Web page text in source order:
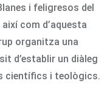
i feligresos del
com d’aquesta
organitza una
d’establir un diàleg
científics i teològics.